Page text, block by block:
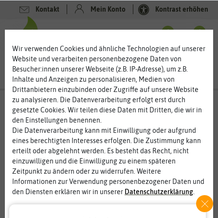
Kontakt Mein Konto Kontrast erhöhen
0 0
-50%
Wir verwenden Cookies und ähnliche Technologien auf unserer
Website und verarbeiten personenbezogene Daten von
Besucher:innen unserer Webseite (z.B. IP-Adresse), um z.B.
Inhalte und Anzeigen zu personalisieren, Medien von
Drittanbietern einzubinden oder Zugriffe auf unsere Website
zu analysieren. Die Datenverarbeitung erfolgt erst durch
gesetzte Cookies. Wir teilen diese Daten mit Dritten, die wir in
den Einstellungen benennen.
Die Datenverarbeitung kann mit Einwilligung oder aufgrund
eines berechtigten Interesses erfolgen. Die Zustimmung kann
erteilt oder abgelehnt werden. Es besteht das Recht, nicht
einzuwilligen und die Einwilligung zu einem späteren
Zeitpunkt zu ändern oder zu widerrufen. Weitere
Informationen zur Verwendung personenbezogener Daten und
den Diensten erklären wir in unserer Daten­schutz­erklärung